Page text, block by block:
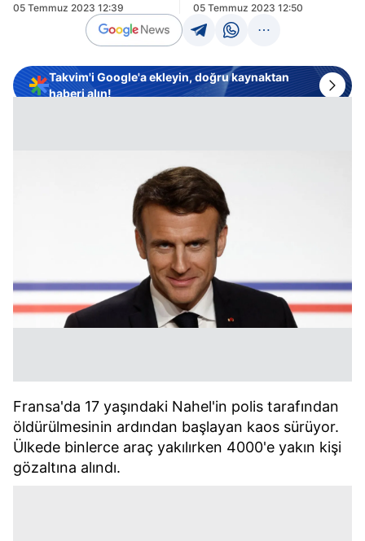
05 Temmuz 2023 12:39
05 Temmuz 2023 12:50
Takvim'i Google'a ekleyin, doğru kaynaktan
haberi alın!
Fransa'da 17 yaşındaki Nahel'in polis tarafından
öldürülmesinin ardından başlayan kaos sürüyor.
Ülkede binlerce araç yakılırken 4000'e yakın kişi
gözaltına alındı.